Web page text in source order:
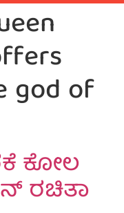
god of
ಕೋಲ
ರಚಿತಾ